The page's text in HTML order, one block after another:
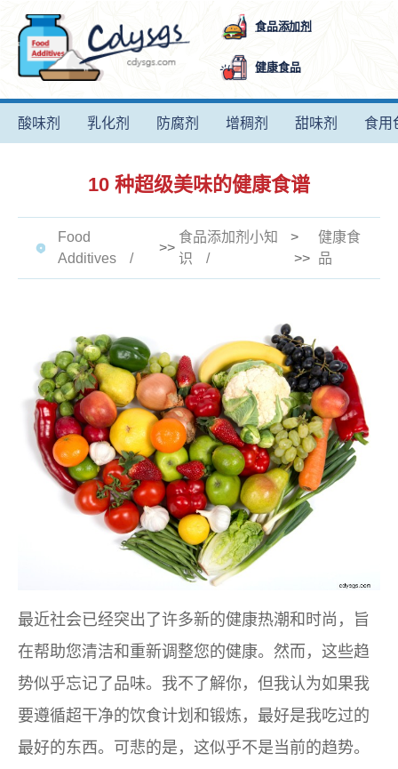
食品添加剂
健康食品
酸味剂 乳化剂 防腐剂 增稠剂 甜味剂 食用
10 种超级美味的健康食谱
Food
Additives
>>
食品添加剂小知
识
>
>>
健康食
品
最近社会已经突出了许多新的健康热潮和时尚，旨
在帮助您清洁和重新调整您的健康。然而，这些趋
势似乎忘记了品味。我不了解你，但我认为如果我
要遵循超干净的饮食计划和锻炼，最好是我吃过的
最好的东西。可悲的是，这似乎不是当前的趋势。